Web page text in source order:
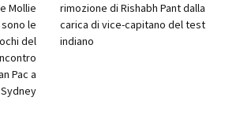
Mollie
sono le
del
Pac a
Sydney
rimozione di Rishabh Pant dalla
carica di vice-capitano del test
indiano